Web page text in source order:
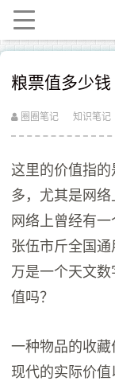
粮票值多少钱
圈圈笔记 知识笔记
这里的价值指
多，尤其是网络
网络上曾经有
张伍市斤全国
万是一个天文
值吗？
一种物品的收
现代的实际价